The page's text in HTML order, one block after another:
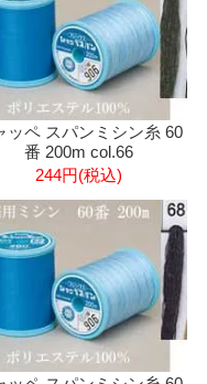
ッペ スパンミシン糸 60
番 200m col.66
244円(税込)